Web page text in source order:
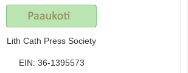
Lith Cath Press Society
EIN: 36-1395573